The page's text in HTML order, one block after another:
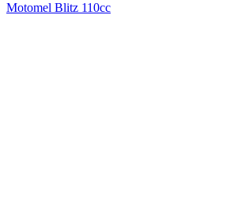
Motomel Blitz 110cc